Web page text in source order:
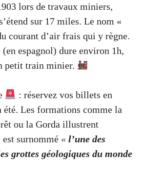
lors de travaux miniers,
sur 17 miles. Le nom «
courant d’air frais qui y règne.
espagnol) dure environ 1h,
petit train minier.
: réservez vos billets en
été. Les formations comme la
ou la Gorda illustrent
surnommé « l’une des
grottes géologiques du monde